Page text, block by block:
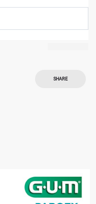
SHARE